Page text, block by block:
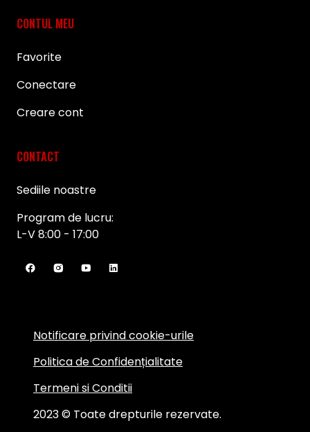
CONTUL MEU
Favorite
Conectare
Creare cont
CONTACT
Sediile noastre
Program de lucru:
L-V 8:00 - 17:00
2023 © Toate drepturile rezervate.
Notificare privind cookie-urile
Politica de Confidențialitate
Termeni si Conditii